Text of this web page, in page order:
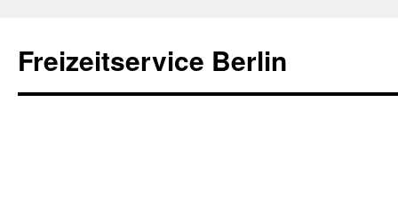
Freizeitservice Berlin